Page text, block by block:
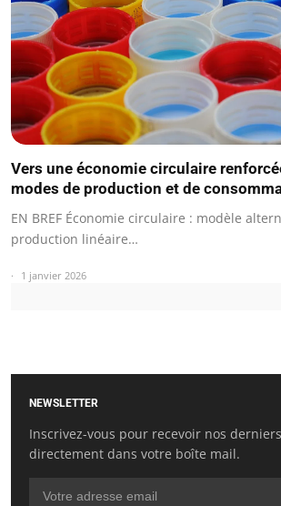
Vers une économie circulaire
modes de production et de
EN BREF Économie circulaire : modèle
production linéaire…
1 janvier 2026
NEWSLETTER
Inscrivez-vous pour recevoir nos
directement dans votre boîte mail.